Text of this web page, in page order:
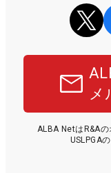
メ
ALBA NetはR&A
USLPGA